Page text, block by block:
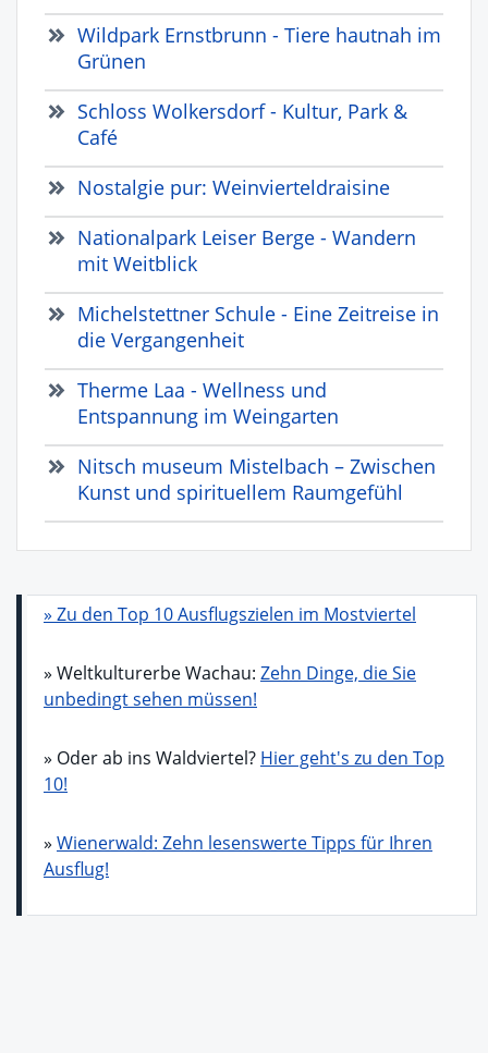
Wildpark Ernstbrunn - Tiere hautnah im
Grünen
Schloss Wolkersdorf - Kultur, Park &
Café
Nostalgie pur: Weinvierteldraisine
Nationalpark Leiser Berge - Wandern
mit Weitblick
Michelstettner Schule - Eine Zeitreise in
die Vergangenheit
Therme Laa - Wellness und
Entspannung im Weingarten
Nitsch museum Mistelbach – Zwischen
Kunst und spirituellem Raumgefühl
» Zu den Top 10 Ausflugszielen im Mostviertel
» Weltkulturerbe Wachau: Zehn Dinge, die Sie
unbedingt sehen müssen!
» Oder ab ins Waldviertel? Hier geht's zu den Top
10!
» Wienerwald: Zehn lesenswerte Tipps für Ihren
Ausflug!